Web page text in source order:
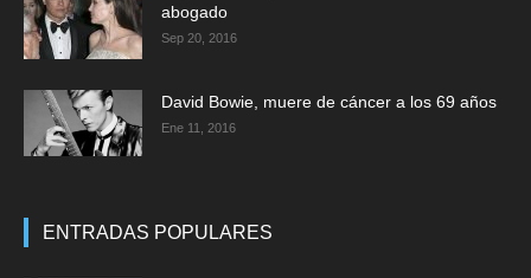
abogado
Sep 20, 2016
David Bowie, muere de cáncer a los 69 años
Ene 11, 2016
ENTRADAS POPULARES